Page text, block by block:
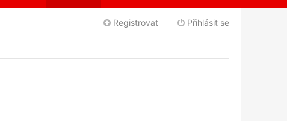
Přihlásit se
Registrovat